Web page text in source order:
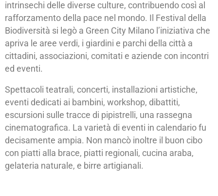
intrinsechi delle diverse culture, contribuendo così al
rafforzamento della pace nel mondo. Il Festival della
Biodiversità si legò a Green City Milano l’iniziativa che
apriva le aree verdi, i giardini e parchi della città a
cittadini, associazioni, comitati e aziende con incontri
ed eventi.
Spettacoli teatrali, concerti, installazioni artistiche,
eventi dedicati ai bambini, workshop, dibattiti,
escursioni sulle tracce di pipistrelli, una rassegna
cinematografica. La varietà di eventi in calendario fu
decisamente ampia. Non mancò inoltre il buon cibo
con piatti alla brace, piatti regionali, cucina araba,
gelateria naturale, e birre artigianali.